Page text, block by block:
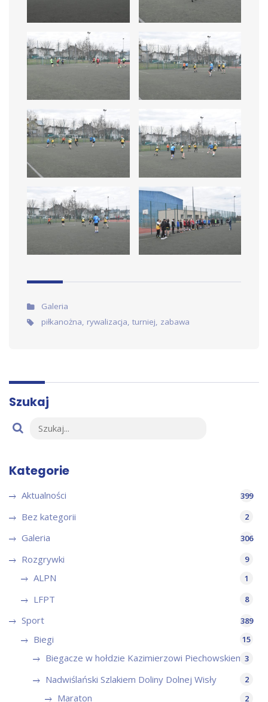
Artykuł w:
Galeria
Tags:
piłkanożna, rywalizacja, turniej, zabawa
Szukaj
Kategorie
Aktualności 399
Bez kategorii 2
Galeria 306
Rozgrywki 9
ALPN 1
LFPT 8
Sport 389
Biegi 15
Biegacze w hołdzie Kazimierzowi Piechowskiemu
3
Nadwiślański Szlakiem Doliny Dolnej Wisły 2
Maraton 2